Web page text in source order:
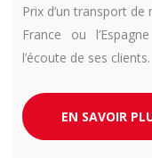
Prix d’un transport
France ou
l’écoute de ses clients.
EN SAVOIR